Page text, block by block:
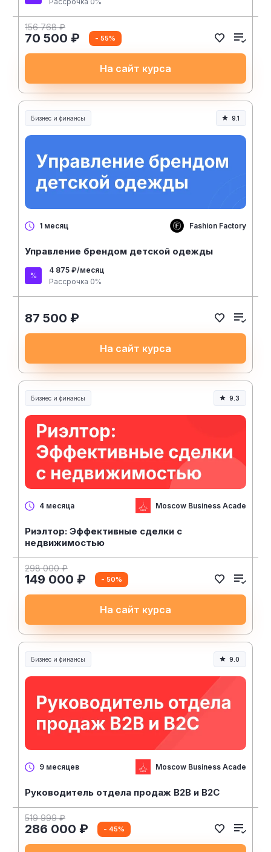
156 768 ₽
70 500 ₽ - 55%
На сайт курса
Бизнес и финансы 9.1
1 месяц Fashion Factory
Управление брендом детской одежды
4 875 ₽/месяц
Рассрочка 0%
87 500 ₽
На сайт курса
Бизнес и финансы 9.3
4 месяца Moscow Business Academy
Риэлтор: Эффективные сделки с
недвижимостью
298 000 ₽
149 000 ₽ - 50%
На сайт курса
Бизнес и финансы 9.0
9 месяцев Moscow Business Academy
Руководитель отдела продаж B2B и B2C
519 999 ₽
286 000 ₽ - 45%